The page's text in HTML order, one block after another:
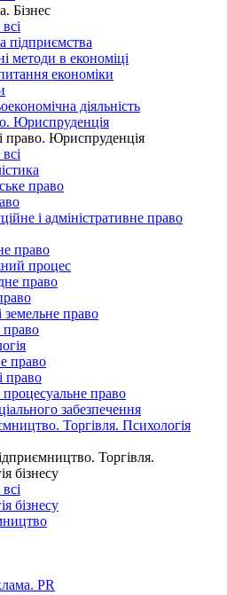
Бізнес
підприємства
методи в економіці
економіки
діяльність
Юриспруденція
право. Юриспруденція
право
і адміністративне право
право
процес
право
земельне право
право
право
право
право
забезпечення
Торгівля. Психологія
Торгівля.
бізнесу
бізнесу
PR